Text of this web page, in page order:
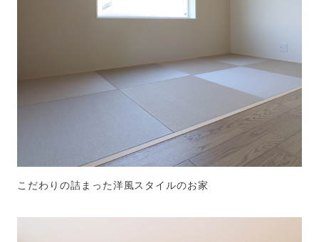
こだわりの詰まった洋風スタイルのお家